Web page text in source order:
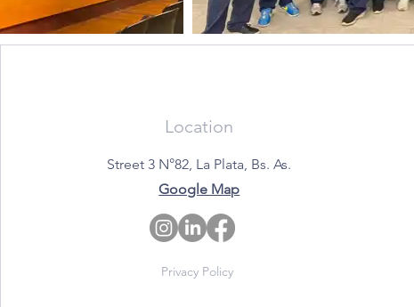
Location
Street 3 N°82, La Plata, Bs. As.
Google Map
Privacy Policy